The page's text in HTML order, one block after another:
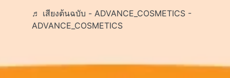
♬ เสียงต้นฉบับ - ADVANCE_COSMETICS -
ADVANCE_COSMETICS